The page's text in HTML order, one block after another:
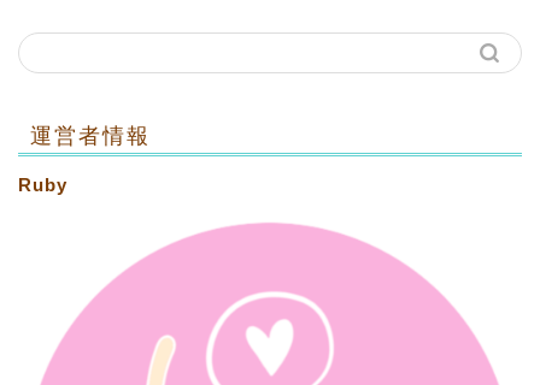
運営者情報
Ruby